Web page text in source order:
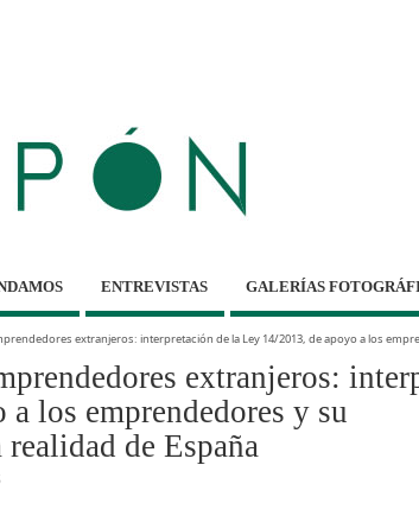
ENTREVISTAS GALERÍAS
extranjeros: interpretación de la Ley 14/2013, de apoyo a los
extranjeros:
los emprendedores y su
de España